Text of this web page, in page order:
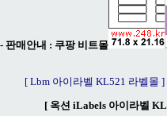
- 판매안내 : 쿠팡 비트몰
[ Lbm 아이라벨 KL521 라벨몰 ]
[ 옥션 iLabels 아이라벨